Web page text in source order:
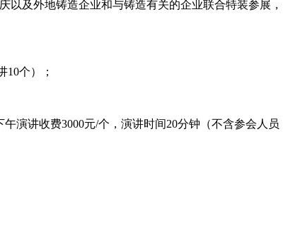
及外地铸造企业和与铸造有关的企业联合特装参展，
个）；
演讲收费3000元/个，演讲时间20分钟（不含参会人员